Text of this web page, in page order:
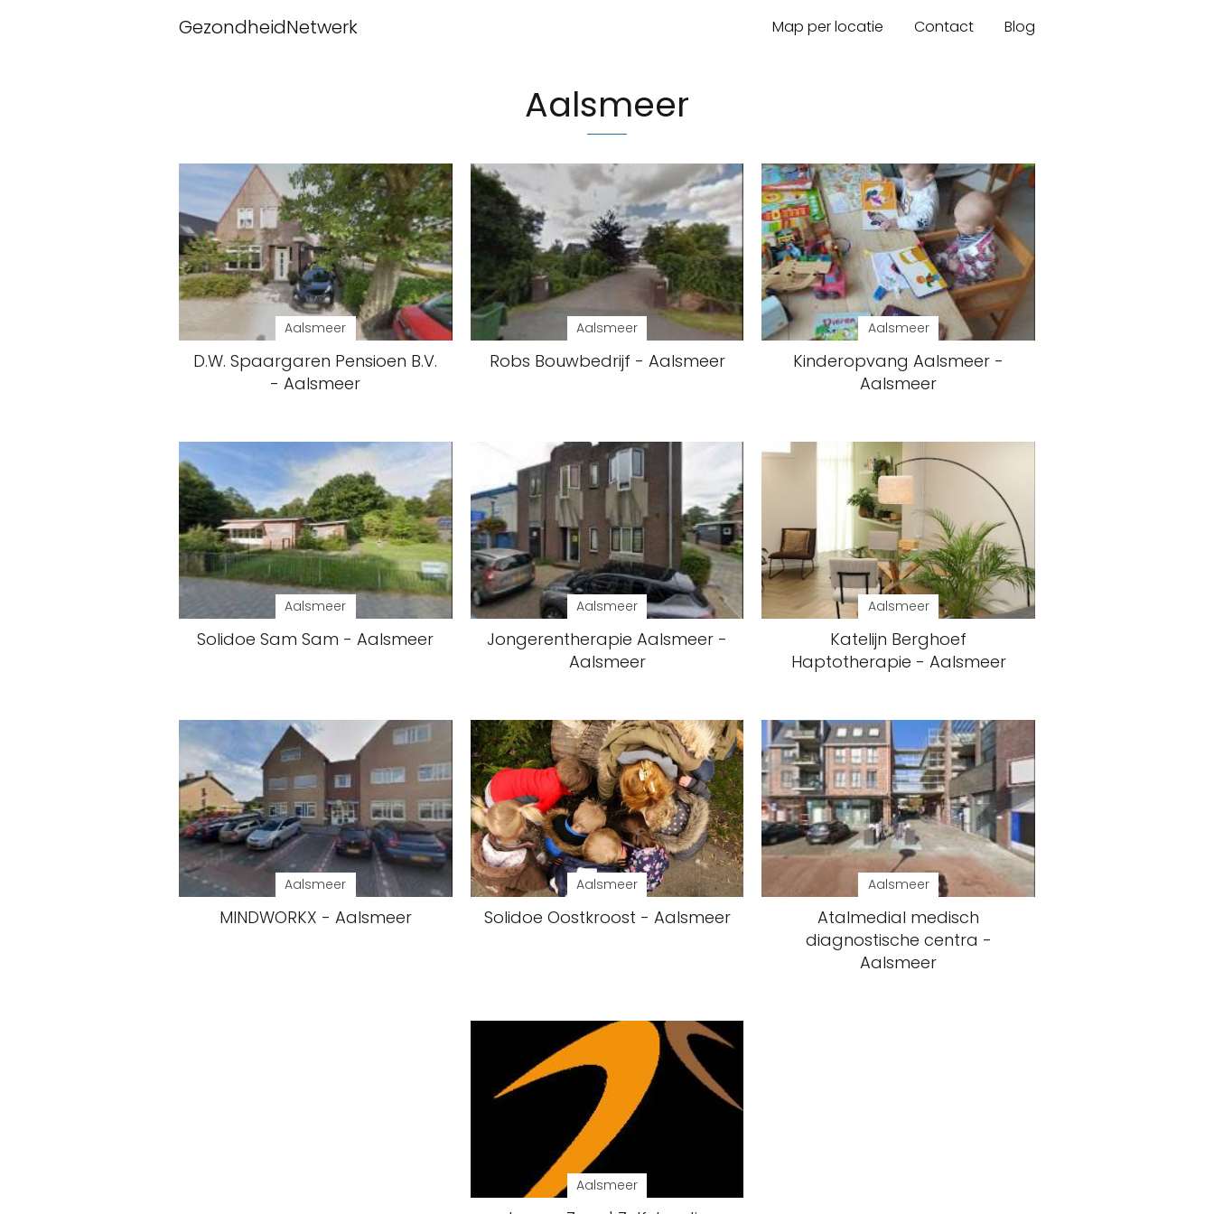
GezondheidNetwerk Map per locatie Contact Blog
Aalsmeer
Aalsmeer
D.W. Spaargaren Pensioen B.V.
- Aalsmeer
Aalsmeer
Robs Bouwbedrijf - Aalsmeer
Aalsmeer
Kinderopvang Aalsmeer -
Aalsmeer
Aalsmeer
Solidoe Sam Sam - Aalsmeer
Aalsmeer
Jongerentherapie Aalsmeer -
Aalsmeer
Aalsmeer
Katelijn Berghoef
Haptotherapie - Aalsmeer
Aalsmeer
MINDWORKX - Aalsmeer
Aalsmeer
Solidoe Oostkroost - Aalsmeer
Aalsmeer
Atalmedial medisch
diagnostische centra -
Aalsmeer
Aalsmeer